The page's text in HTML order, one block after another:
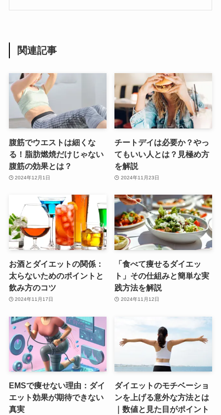
関連記事
腹筋でウエストは細くな
る！脂肪燃焼だけじゃない
腹筋の効果とは？
2024年12月1日
チートデイは必要か？やっ
てもいい人とは？見極め方
を解説
2024年11月23日
お酒とダイエットの関係：
太らないためのポイントと
飲み方のコツ
2024年11月17日
「食べて痩せるダイエッ
ト」その仕組みと簡単な実
践方法を解説
2024年11月12日
EMSで痩せない理由：ダイ
エット効果が期待できない
真実
ダイエットのモチベーショ
ンを上げる意外な方法とは
｜数値と見た目がポイント